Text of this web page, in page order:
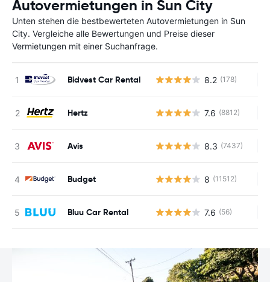
Autovermietungen in Sun City
Unten stehen die bestbewerteten Autovermietungen in Sun
City. Vergleiche alle Bewertungen und Preise dieser
Vermietungen mit einer Suchanfrage.
Bidvest Car Rental 8.2 (178)
Hertz 7.6 (8812)
Avis 8.3 (7437)
Budget 8 (11512)
Bluu Car Rental 7.6 (56)